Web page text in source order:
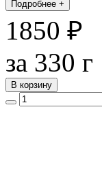
Подробнее +
1850 ₽
за 330 г
В корзину